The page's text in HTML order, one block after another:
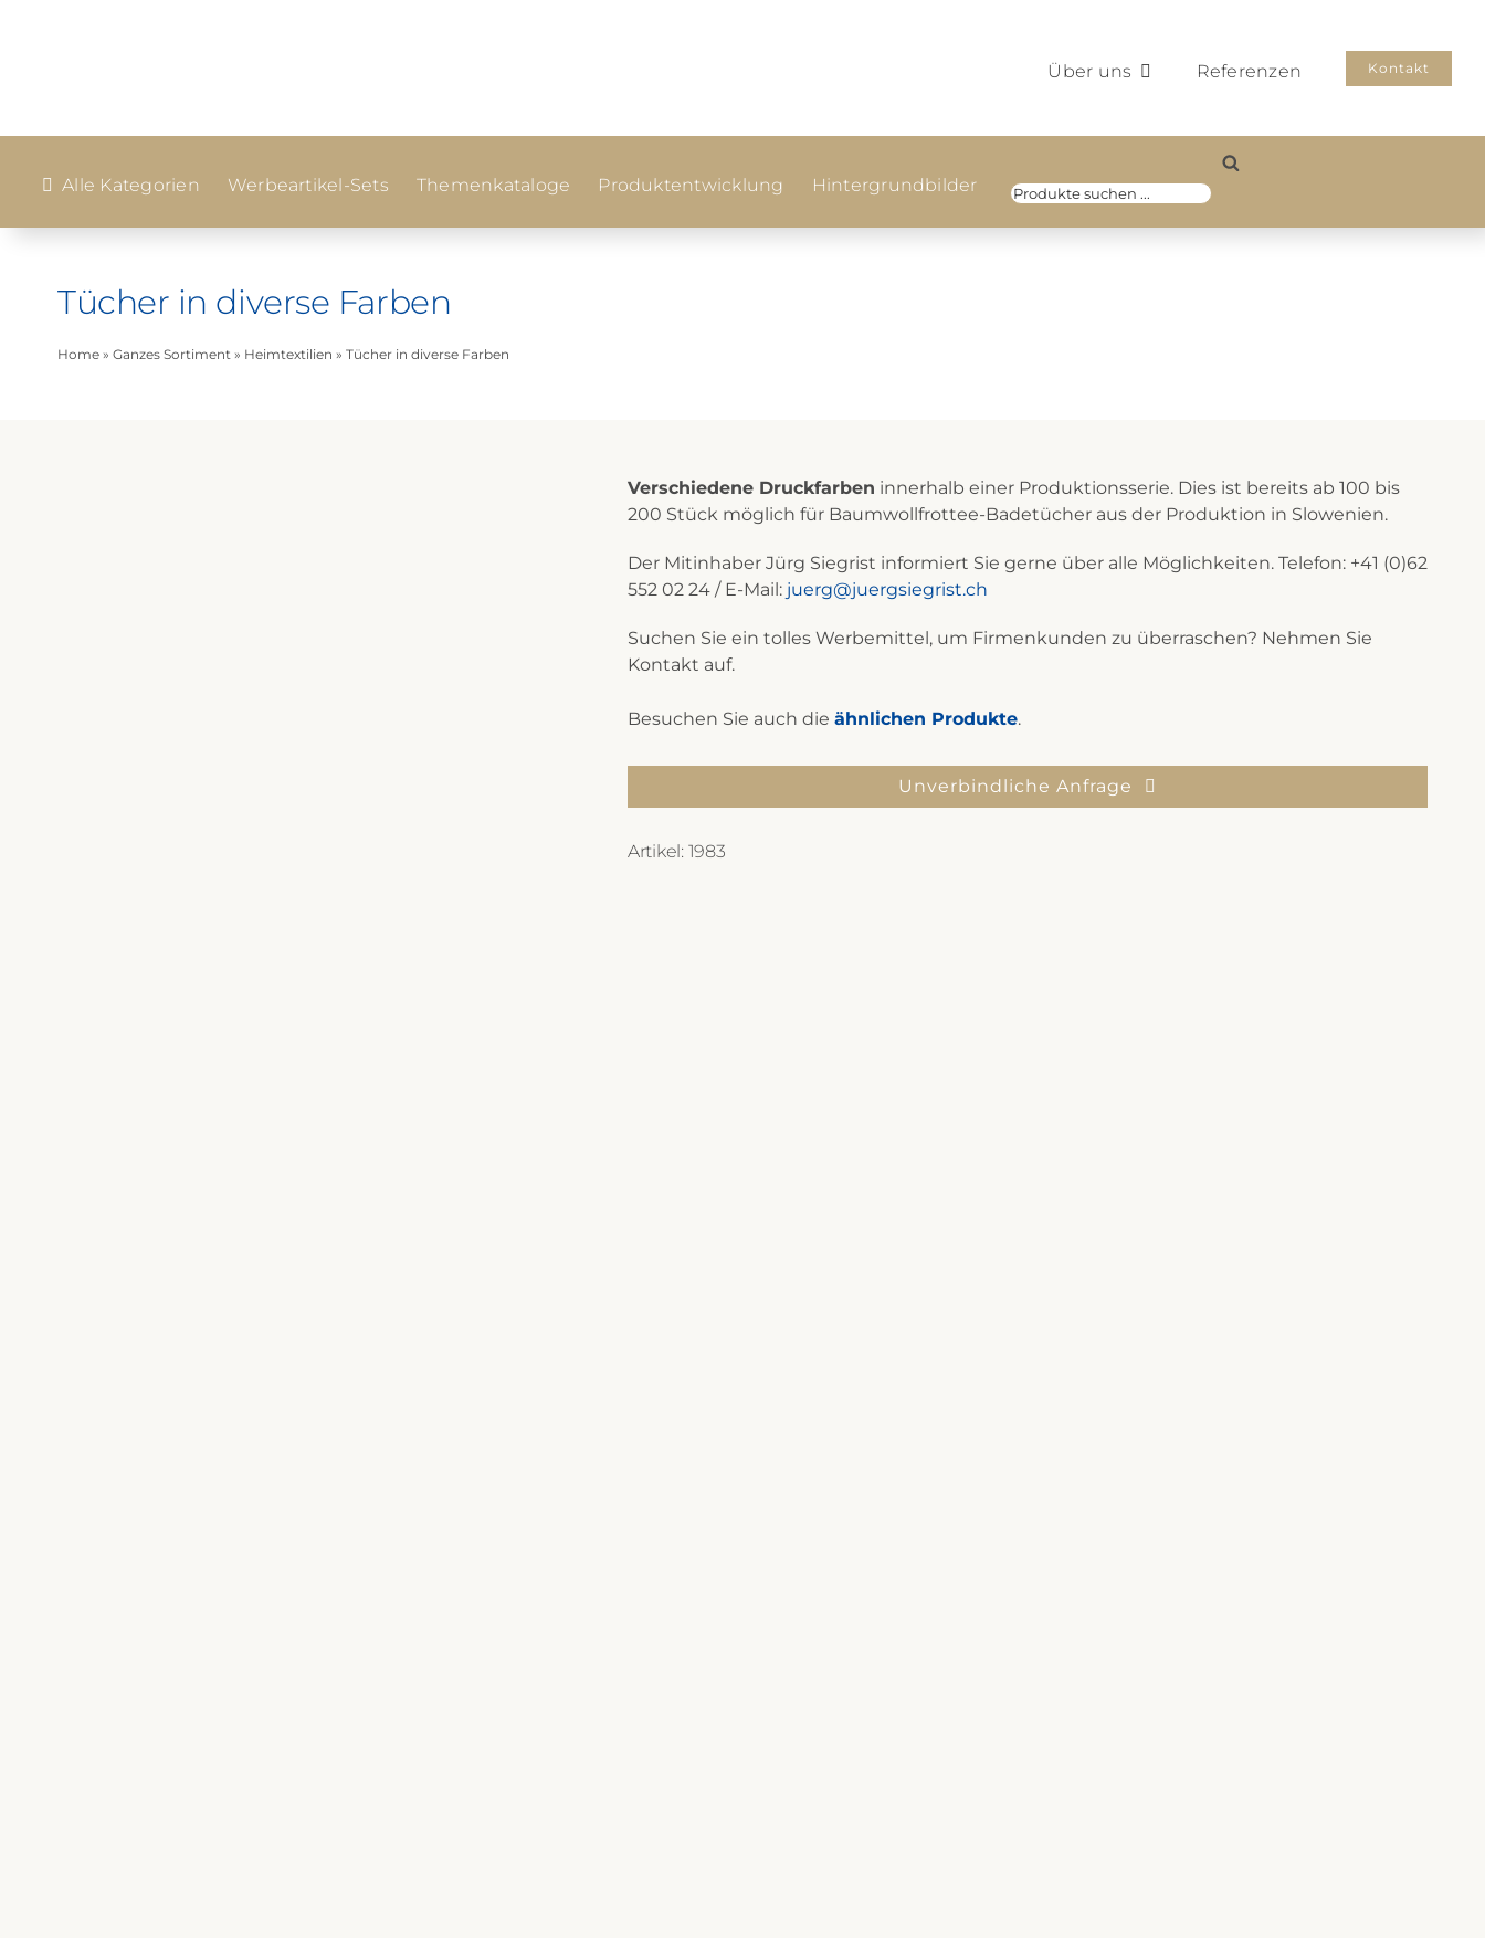
Über uns Referenzen Kontakt
Alle Kategorien Werbeartikel-Sets Themenkataloge Produktentwicklung Hintergrundbilder
Products
Tücher in diverse Farben
Home» Ganzes Sortiment» Heimtextilien » Tücher in diverse Farben
Verschiedene Druckfarben innerhalb einer Produktionsserie. Dies ist bereits ab 100 bis
200 Stück möglich für Baumwollfrottee-Badetücher aus der Produktion in Slowenien.
Der Mitinhaber Jürg Siegrist informiert Sie gerne über alle Möglichkeiten. Telefon: +41 (0)62
552 02 24 / E-Mail: juerg@juergsiegrist.ch
Suchen Sie ein tolles Werbemittel, um Firmenkunden zu überraschen? Nehmen Sie
Kontakt auf.
Besuchen Sie auch die ähnlichen Produkte.
Unverbindliche Anfrage
Artikel: 1983